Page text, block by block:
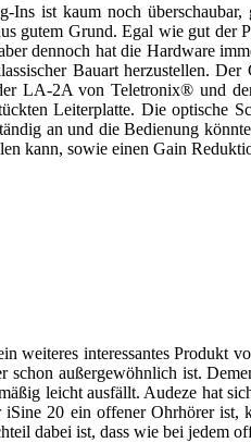
ist kaum noch
gutem Grund. Egal wie gut
dennoch hat die Hardware
Bauart herzustellen.
LA-2A von Teletronix® und
Leiterplatte. Die optische
an und die Bedienung
kann, sowie einen Gain
weiteres interessantes Produkt
außergewöhnlich ist.
leicht ausfällt. Audeze hat
20 ein offener Ohrhörer
dabei ist, dass wie bei jedem